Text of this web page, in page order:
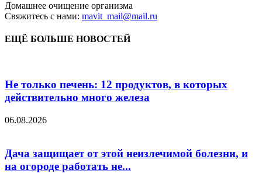
Домашнее очищение организма
Свяжитесь с нами: mavit_mail@mail.ru
ЕЩЁ БОЛЬШЕ НОВОСТЕЙ
Не только печень: 12 продуктов, в которых
действительно много железа
06.08.2026
Дача защищает от этой неизлечимой болезни, и
на огороде работать не...